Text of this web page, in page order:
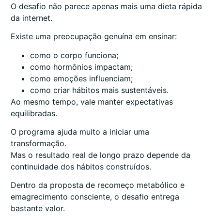
O desafio não parece apenas mais uma dieta rápida
da internet.
Existe uma preocupação genuína em ensinar:
como o corpo funciona;
como hormônios impactam;
como emoções influenciam;
como criar hábitos mais sustentáveis.
Ao mesmo tempo, vale manter expectativas
equilibradas.
O programa ajuda muito a iniciar uma
transformação.
Mas o resultado real de longo prazo depende da
continuidade dos hábitos construídos.
Dentro da proposta de recomeço metabólico e
emagrecimento consciente, o desafio entrega
bastante valor.